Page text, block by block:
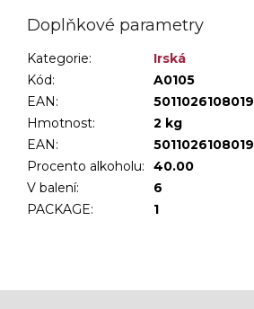
Doplňkové parametry
Kategorie:
Irská
Kód:
A0105
EAN:
5011026108019
Hmotnost:
2 kg
EAN:
5011026108019
Procento alkoholu:
40.00
V balení:
6
PACKAGE: 1